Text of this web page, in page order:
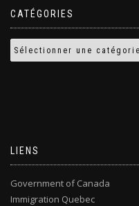
CATÉGORIES
LIENS
Government of Canada
Immigration Quebec